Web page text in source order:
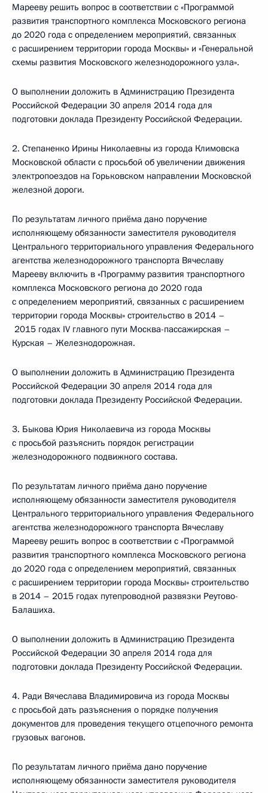
Марееву решить вопрос в соответствии с «Программой
развития транспортного комплекса Московского региона
до 2020 года с определением мероприятий, связанных
с расширением территории города Москвы» и «Генеральной
схемы развития Московского железнодорожного узла».
О выполнении доложить в Администрацию Президента
Российской Федерации 30 апреля 2014 года для
подготовки доклада Президенту Российской Федерации.
2. Степаненко Ирины Николаевны из города Климовска
Московской области с просьбой об увеличении движения
электропоездов на Горьковском направлении Московской
железной дороги.
По результатам личного приёма дано поручение
исполняющему обязанности заместителя руководителя
Центрального территориального управления Федерального
агентства железнодорожного транспорта Вячеславу
Марееву включить в «Программу развития транспортного
комплекса Московского региона до 2020 года
с определением мероприятий, связанных с расширением
территории города Москвы» строительство в 2014 –
2015 годах IV главного пути Москва-пассажирская –
Курская – Железнодорожная.
О выполнении доложить в Администрацию Президента
Российской Федерации 30 апреля 2014 года для
подготовки доклада Президенту Российской Федерации.
3. Быкова Юрия Николаевича из города Москвы
с просьбой разъяснить порядок регистрации
железнодорожного подвижного состава.
По результатам личного приёма дано поручение
исполняющему обязанности заместителя руководителя
Центрального территориального управления Федерального
агентства железнодорожного транспорта Вячеславу
Марееву решить вопрос в соответствии с «Программой
развития транспортного комплекса Московского региона
до 2020 года с определением мероприятий, связанных
с расширением территории города Москвы» строительство
в 2014 – 2015 годах путепроводной развязки Реутово-
Балашиха.
О выполнении доложить в Администрацию Президента
Российской Федерации 30 апреля 2014 года для
подготовки доклада Президенту Российской Федерации.
4. Ради Вячеслава Владимировича из города Москвы
с просьбой дать разъяснения о порядке получения
документов для проведения текущего отцепочного ремонта
грузовых вагонов.
По результатам личного приёма дано поручение
исполняющему обязанности заместителя руководителя